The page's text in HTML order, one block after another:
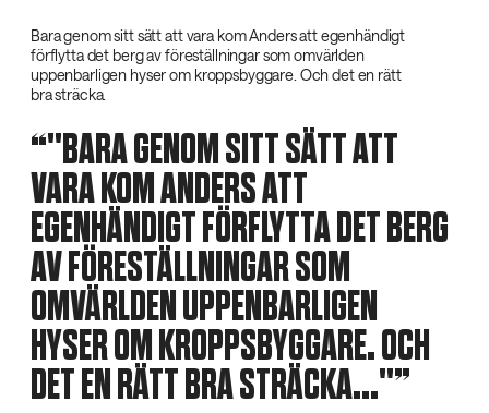
Bara genom sitt sätt att vara kom Anders att egenhändigt
förflytta det berg av föreställningar som omvärlden
uppenbarligen hyser om kroppsbyggare. Och det en rätt
bra sträcka.
"BARA GENOM SITT SÄTT ATT
VARA KOM ANDERS ATT
EGENHÄNDIGT FÖRFLYTTA DET BERG
AV FÖRESTÄLLNINGAR SOM
OMVÄRLDEN UPPENBARLIGEN
HYSER OM KROPPSBYGGARE. OCH
DET EN RÄTT BRA STRÄCKA..."